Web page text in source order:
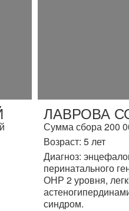
ЛАВРОВА
Сумма сбора 200
Возраст: 5 лет
Диагноз:
перинатального
ОНР 2 уровня,
синдром.